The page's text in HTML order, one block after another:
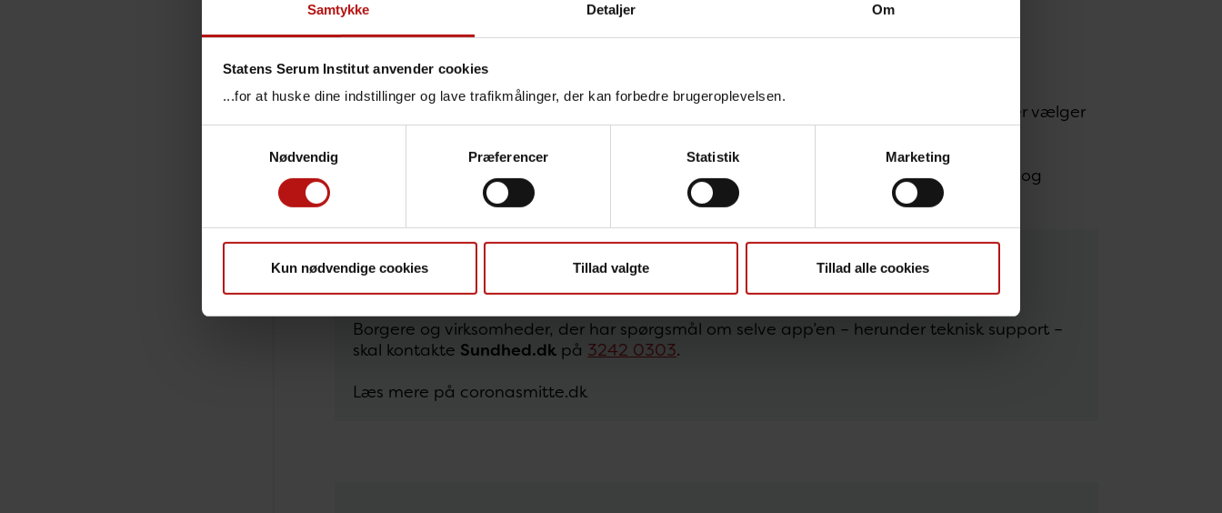
Samtykke Detaljer Om
Statens Serum Institut anvender cookies
...for at huske dine indstillinger og lave trafikmålinger, der kan forbedre brugeroplevelsen.
Nødvendig
Præferencer Statistik Marketing
Kun nødvendige cookies Tillad valgte Tillad alle cookies
Derudover viser coronapas-app’en ingen data om dig, når du bruger den.
Kan også bruges til udlandsrejser
Coronapas-app’en og coronapasset kan også bruges, hvis du skal rejse til udlandet. Her vælger
man blot visningen ”udlandsrejser” i stedet.
Vælger man denne visning kommer app’en også med oplysninger om vaccination, test og
immunitet, som det er aftalt i EU, at man skal kunne dokumentere ved ind- og udrejse.
Kontakt
Borgere og virksomheder, der har spørgsmål om selve app’en – herunder teknisk support –
skal kontakte Sundhed.dk på 3242 0303.
Læs mere på coronasmitte.dk